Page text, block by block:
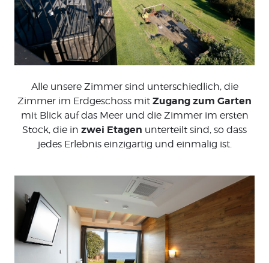
Alle unsere Zimmer sind unterschiedlich, die
Zimmer im Erdgeschoss mit Zugang zum Garten
mit Blick auf das Meer und die Zimmer im ersten
Stock, die in zwei Etagen unterteilt sind, so dass
jedes Erlebnis einzigartig und einmalig ist.